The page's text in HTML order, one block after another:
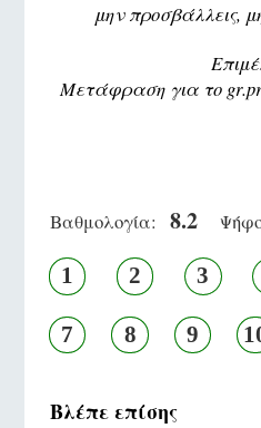
μην προσβάλλεις,
Μετάφραση για το
Βαθμολογία: 8.2
1 2 3
7 8 9
Βλέπε επίσης